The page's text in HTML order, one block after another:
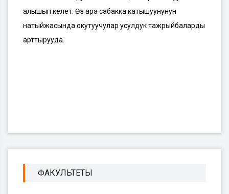
алышып келет. Өз ара сабакка катышуунунун
натыйжасында окутуучулар усулдук тажрыйбаларды
арттырууда.
ФАКУЛЬТЕТЫ